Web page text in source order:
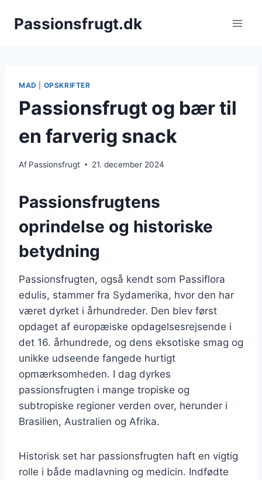
Passionsfrugt.dk
MAD OPSKRIFTER
Passionsfrugt og bær til
en farverig snack
Af Passionsfrugt 21. december 2024
Passionsfrugtens
oprindelse og historiske
betydning
Passionsfrugten, også kendt som Passiflora
edulis, stammer fra Sydamerika, hvor den har
været dyrket i århundreder. Den blev først
opdaget af europæiske opdagelsesrejsende i
det 16. århundrede, og dens eksotiske smag og
unikke udseende fangede hurtigt
opmærksomheden. I dag dyrkes
passionsfrugten i mange tropiske og
subtropiske regioner verden over, herunder i
Brasilien, Australien og Afrika.
Historisk set har passionsfrugten haft en vigtig
rolle i både madlavning og medicin. Indfødte